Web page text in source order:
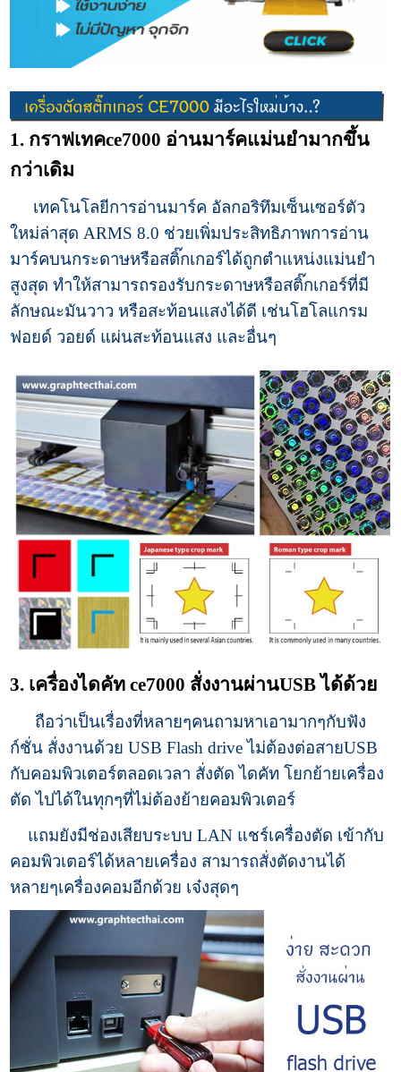
1. กราฟเทคce7000 อ่านมาร์คแม่นยำมากขึ้น
กว่าเดิม
เทคโนโลยีการอ่านมาร์ค อัลกอริทึมเซ็นเซอร์ตัว
ใหม่ล่าสุด ARMS 8.0 ช่วยเพิ่มประสิทธิภาพการอ่าน
มาร์คบนกระดาษหรือสติ๊กเกอร์ได้ถูกตำแหน่งแม่นยำ
สูงสุด ทำให้สามารถรองรับกระดาษหรือสติ๊กเกอร์ที่มี
ลักษณะมันวาว หรือสะท้อนแสงได้ดี เช่นโฮโลแกรม
ฟอยด์ วอยด์ แผ่นสะท้อนแสง และอื่นๆ
3. เครื่องไดคัท ce7000 สั่งงานผ่านUSB ได้ด้วย
ถือว่าเป็นเรื่องที่หลายๆคนถามหาเอามากๆกับฟัง
ก์ชั่น สั่งงานด้วย USB Flash drive ไม่ต้องต่อสายUSB
กับคอมพิวเตอร์ตลอดเวลา สั่งตัด ไดคัท โยกย้ายเครื่อง
ตัด ไปได้ในทุกๆที่ไม่ต้องย้ายคอมพิวเตอร์
แถมยังมีช่องเสียบระบบ LAN แชร์เครื่องตัด เข้ากับ
คอมพิวเตอร์ได้หลายเครื่อง สามารถสั่งตัดงานได้
หลายๆเครื่องคอมอีกด้วย เจ๋งสุดๆ